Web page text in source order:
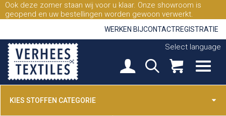
Ook deze zomer staan wij voor u klaar. Onze showroom is
geopend en uw bestellingen worden gewoon verwerkt.
WERKEN BIJCONTACTREGISTRATIE
Select language
KIES STOFFEN CATEGORIE